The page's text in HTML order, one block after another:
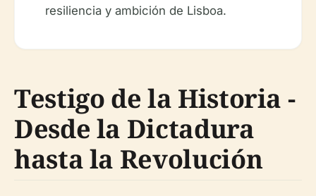
resiliencia y ambición de Lisboa.
Testigo de la Historia -
Desde la Dictadura
hasta la Revolución